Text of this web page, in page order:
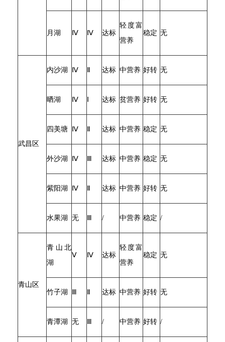
月湖 Ⅳ Ⅳ 达标
轻度富
营养
稳定 无
武昌区
内沙湖 Ⅳ 达标 中营养 好转 无
晒湖 Ⅳ 达标 贫营养 好转 无
四美塘 Ⅳ 达标 中营养 稳定 无
外沙湖 Ⅳ 达标 中营养 稳定 无
紫阳湖 Ⅳ 达标 中营养 好转 无
水果湖 无 / 中营养 稳定 /
青山区
青山北
湖
Ⅴ Ⅳ 达标
轻度富
营养
稳定 无
竹子湖 达标 中营养 好转 无
青潭湖 无 / 中营养 好转 /